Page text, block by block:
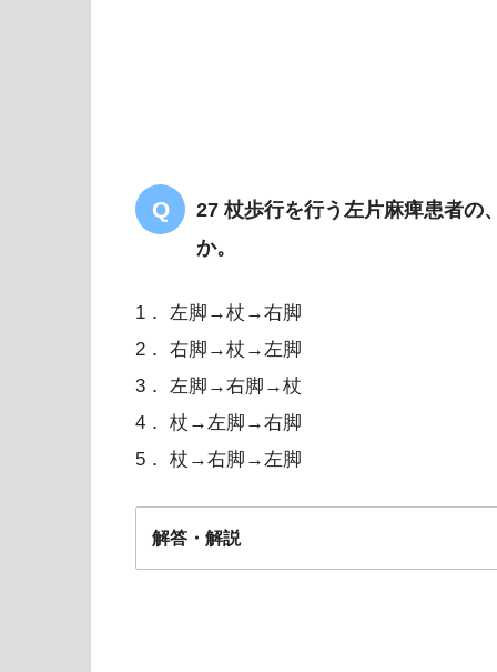
27 杖歩行を行う左片麻痺患者の
か。
1． 左脚→杖→右脚
2． 右脚→杖→左脚
3． 左脚→右脚→杖
4． 杖→左脚→右脚
5． 杖→右脚→左脚
解答・解説